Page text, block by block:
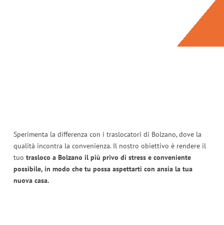
Sperimenta la differenza con i traslocatori di Bolzano, dove la
qualità incontra la convenienza. Il nostro obiettivo è rendere il
tuo trasloco a Bolzano il più privo di stress e conveniente
possibile, in modo che tu possa aspettarti con ansia la tua
nuova casa.